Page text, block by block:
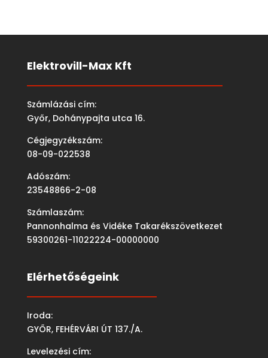
Elektrovill-Max Kft
Számlázási cím:
Győr, Dohánypajta utca 16.
Cégjegyzékszám:
08-09-022538
Adószám:
23548866-2-08
Számlaszám:
Pannonhalma és Vidéke Takarékszövetkezet
59300261-11022224-00000000
Elérhetőségeink
Iroda:
GYŐR, FEHÉRVÁRI ÚT 137./A.
Levelezési cím: